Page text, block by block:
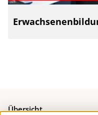
Übersicht